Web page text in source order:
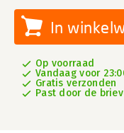
In
Op voorraad
Vandaag voor
Gratis verzonden
Past door de